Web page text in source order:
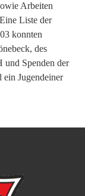
Arbeiten
Liste der
konnten
des
und Spenden der
Jugendeiner